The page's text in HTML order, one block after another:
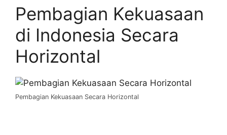
Pembagian Kekuasaan
di Indonesia Secara
Horizontal
Pembagian Kekuasaan Secara Horizontal